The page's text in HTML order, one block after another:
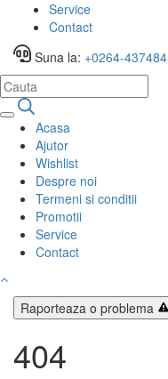
Service
Contact
Suna la: +0264-437484
Acasa
Ajutor
Wishlist
Despre noi
Termeni si conditii
Promotii
Service
Contact
Raporteaza o problema
404